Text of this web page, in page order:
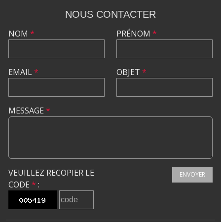
NOUS CONTACTER
NOM *
EMAIL*
PRÉNOM *
OBJET *
MESSAGE *
VEUILLEZ RECOPIER LE
CODE * :
ENVOYER